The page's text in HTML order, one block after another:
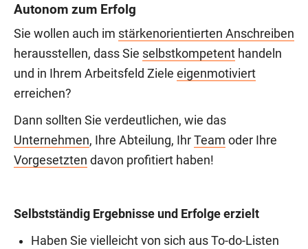
Autonom zum Erfolg
Sie wollen auch im stärkenorientierten Anschreiben
herausstellen, dass Sie selbstkompetent handeln
und in Ihrem Arbeitsfeld Ziele eigenmotiviert
erreichen?
Dann sollten Sie verdeutlichen, wie das
Unternehmen, Ihre Abteilung, Ihr Team oder Ihre
Vorgesetzten davon profitiert haben!
Selbstständig Ergebnisse und Erfolge erzielt
Haben Sie vielleicht von sich aus To-do-Listen